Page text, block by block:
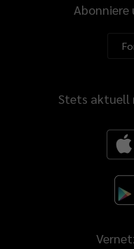
Abonniere
Stets aktuell